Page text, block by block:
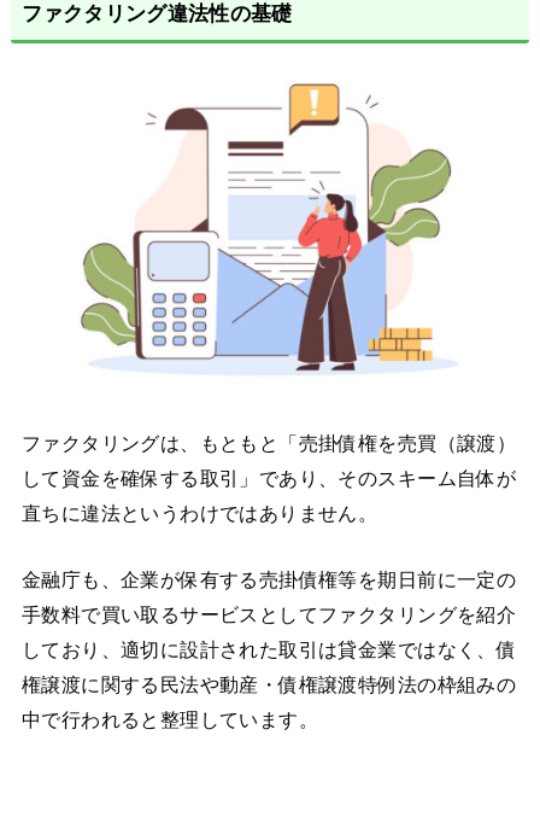
ファクタリング違法性の基礎
ファクタリングは、もともと「売掛債権を売買（譲渡）
して資金を確保する取引」であり、そのスキーム自体が
直ちに違法というわけではありません。
金融庁も、企業が保有する売掛債権等を期日前に一定の
手数料で買い取るサービスとしてファクタリングを紹介
しており、適切に設計された取引は貸金業ではなく、債
権譲渡に関する民法や動産・債権譲渡特例法の枠組みの
中で行われると整理しています。